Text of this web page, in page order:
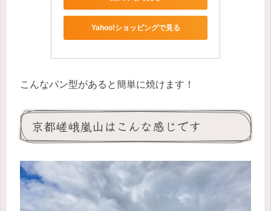
Yahoo!ショッピングで見る
こんなパン型があると簡単に焼けます！
京都嵯峨嵐山はこんな感じです